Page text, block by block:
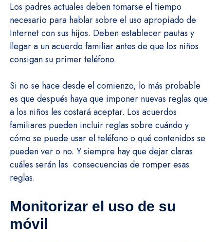
Los padres actuales deben tomarse el tiempo
necesario para hablar sobre el uso apropiado de
Internet con sus hijos. Deben establecer pautas y
llegar a un acuerdo familiar antes de que los niños
consigan su primer teléfono.
Si no se hace desde el comienzo, lo más probable
es que después haya que imponer nuevas reglas que
a los niños les costará aceptar. Los acuerdos
familiares pueden incluir reglas sobre cuándo y
cómo se puede usar el teléfono o qué contenidos se
pueden ver o no. Y siempre hay que dejar claras
cuáles serán las consecuencias de romper esas
reglas.
Monitorizar el uso de su
móvil